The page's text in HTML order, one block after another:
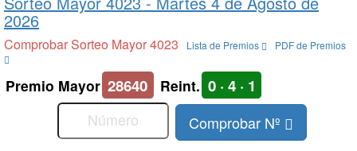
2026
Comprobar Sorteo Mayor 4023 Lista de Premios PDF de Premios
Premio Mayor 28640 Reint. 0 · 4 · 1
Comprobar Nº